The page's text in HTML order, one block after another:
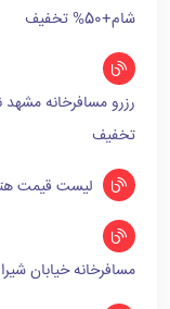
شام+50% تخفیف
تخفیف
لیست قیمت هتل
مسافرخانه خیابان